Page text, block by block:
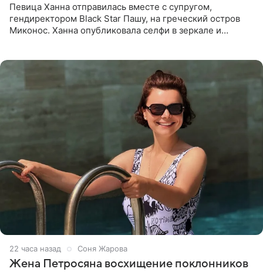
Певица Ханна отправилась вместе с супругом,
гендиректором Black Star Пашу, на греческий остров
Миконос. Ханна опубликовала селфи в зеркале и
22 часа назад Соня Жарова
Жена Петросяна восхищение поклонников